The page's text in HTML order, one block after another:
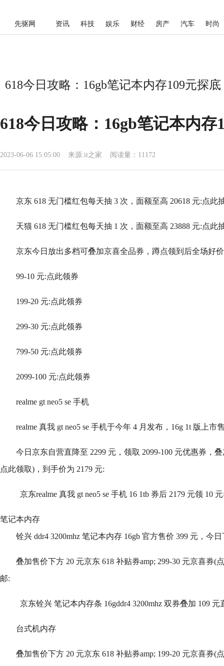
先驱网 资讯 科技 娱乐 财经 房产 汽车 时尚
618今日攻略：16gb笔记本内存109元探
618今日攻略：16gb笔记本内
2023-06-06 15:05:00 来源:it之家 阅读量：11172
京东 618 无门槛红包每天抽 3 次，面额至高 20618 元:点此
天猫 618 无门槛红包每天抽 1 次，面额至高 23888 元:点此
京东今日放出多档可叠加京喜全品券，蹲点领到后全场好
99-10 元:点此领券
199-20 元:点此领券
299-30 元:点此领券
799-50 元:点此领券
2099-100 元:点此领券
realme gt neo5 se 手机
realme 真我 gt neo5 se 手机于今年 4 月发布，16g 1t 版上市
今日京东自营直降至 2299 元，领取 2099-100 元优惠券，
点此领取)，到手价为 2179 元:
京东realme 真我 gt neo5 se 手机 16 1tb 券后 2179 元领 10
笔记本内存
铨兴 ddr4 3200mhz 笔记本内存 16gb 官方售价 399 元，今
叠加售价下方 20 元京东 618 补贴券amp; 299-30 元京喜券(
邮:
京东铨兴 笔记本内存条 16gddr4 3200mhz 双券叠加 109 元
台式机内存
叠加售价下方 20 元京东 618 补贴券amp; 199-20 元京喜券(